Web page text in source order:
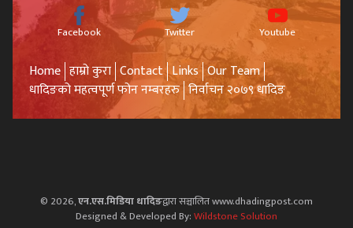
Facebook Twitter Youtube
Home हाम्रो कुरा Contact Links Our Team
धादिङको महत्वपूर्ण फोन नम्बरहरु निर्वाचन २०७९ धादिङ
© 2026,एन.एस.मिडिया धादिङद्वारा सञ्चालित www.dhadingpost.com
Designed & Developed By:Wildstone Solution